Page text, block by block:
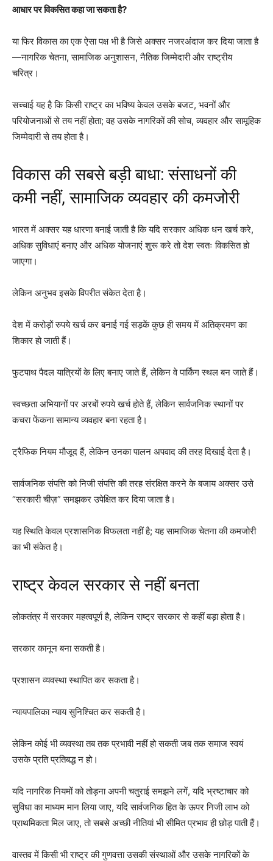
आधार पर विकसित कहा जा सकता है?
या फिर विकास का एक ऐसा पक्ष भी है जिसे अक्सर नजरअंदाज कर दिया जाता है
—नागरिक चेतना, सामाजिक अनुशासन, नैतिक जिम्मेदारी और राष्ट्रीय
चरित्र।
सच्चाई यह है कि किसी राष्ट्र का भविष्य केवल उसके बजट, भवनों और
परियोजनाओं से तय नहीं होता; वह उसके नागरिकों की सोच, व्यवहार और सामूहिक
जिम्मेदारी से तय होता है।
विकास की सबसे बड़ी बाधा: संसाधनों की
कमी नहीं, सामाजिक व्यवहार की कमजोरी
भारत में अक्सर यह धारणा बनाई जाती है कि यदि सरकार अधिक धन खर्च करे,
अधिक सुविधाएं बनाए और अधिक योजनाएं शुरू करे तो देश स्वतः विकसित हो
जाएगा।
लेकिन अनुभव इसके विपरीत संकेत देता है।
देश में करोड़ों रुपये खर्च कर बनाई गई सड़कें कुछ ही समय में अतिक्रमण का
शिकार हो जाती हैं।
फुटपाथ पैदल यात्रियों के लिए बनाए जाते हैं, लेकिन वे पार्किंग स्थल बन जाते हैं।
स्वच्छता अभियानों पर अरबों रुपये खर्च होते हैं, लेकिन सार्वजनिक स्थानों पर
कचरा फेंकना सामान्य व्यवहार बना रहता है।
ट्रैफिक नियम मौजूद हैं, लेकिन उनका पालन अपवाद की तरह दिखाई देता है।
सार्वजनिक संपत्ति को निजी संपत्ति की तरह संरक्षित करने के बजाय अक्सर उसे
“सरकारी चीज़” समझकर उपेक्षित कर दिया जाता है।
यह स्थिति केवल प्रशासनिक विफलता नहीं है; यह सामाजिक चेतना की कमजोरी
का भी संकेत है।
राष्ट्र केवल सरकार से नहीं बनता
लोकतंत्र में सरकार महत्वपूर्ण है, लेकिन राष्ट्र सरकार से कहीं बड़ा होता है।
सरकार कानून बना सकती है।
प्रशासन व्यवस्था स्थापित कर सकता है।
न्यायपालिका न्याय सुनिश्चित कर सकती है।
लेकिन कोई भी व्यवस्था तब तक प्रभावी नहीं हो सकती जब तक समाज स्वयं
उसके प्रति प्रतिबद्ध न हो।
यदि नागरिक नियमों को तोड़ना अपनी चतुराई समझने लगें, यदि भ्रष्टाचार को
सुविधा का माध्यम मान लिया जाए, यदि सार्वजनिक हित के ऊपर निजी लाभ को
प्राथमिकता मिल जाए, तो सबसे अच्छी नीतियां भी सीमित प्रभाव ही छोड़ पाती हैं।
वास्तव में किसी भी राष्ट्र की गुणवत्ता उसकी संस्थाओं और उसके नागरिकों के